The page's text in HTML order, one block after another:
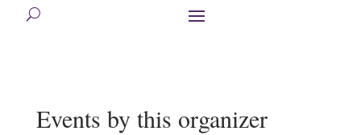
Events by this organizer